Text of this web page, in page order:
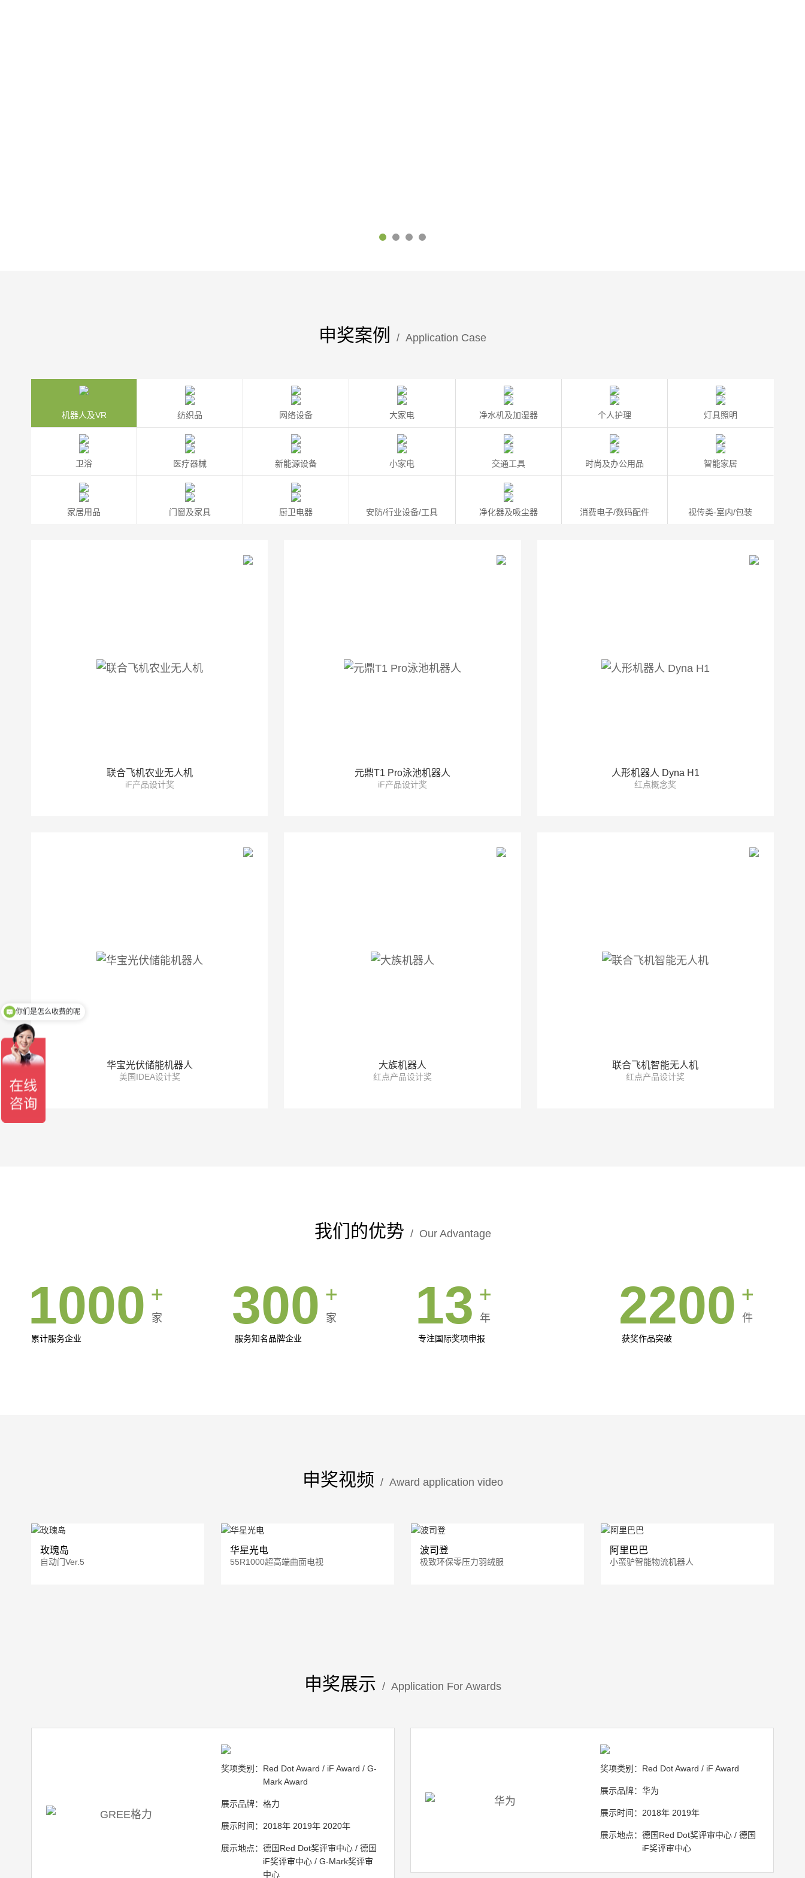
申奖案例 / Application Case
机器人及VR 纺织品 网络设备 大家电 净水机及加湿器 个人护理 灯具照明
卫浴 医疗器械 新能源设备 小家电 交通工具 时尚及办公用品 智能家居
家居用品 门窗及家具 厨卫电器 安防/行业设备/工具 净化器及吸尘器 消费电子/数码配件 视传类-室内/包装
联合飞机农业无人机
iF产品设计奖
元鼎T1 Pro泳池机器人
iF产品设计奖
人形机器人 Dyna H1
红点概念奖
华宝光伏储能机器人
美国IDEA设计奖
大族机器人
红点产品设计奖
联合飞机智能无人机
红点产品设计奖
我们的优势 / Our Advantage
1000 家
累计服务企业
300 家
服务知名品牌企业
13 年
专注国际奖项申报
2200 件
获奖作品突破
申奖视频 / Award application video
玫瑰岛
自动门Ver.5
华星光电
55R1000超高端曲面电视
波司登
极致环保零压力羽绒服
阿里巴巴
小蛮驴智能物流机器人
申奖展示 / Application For Awards
奖项类别： Red Dot Award / iF Award / G-
Mark Award
展示品牌： 格力
展示时间： 2018年 2019年 2020年
展示地点： 德国Red Dot奖评审中心 / 德国
iF奖评审中心 / G-Mark奖评审
中心
奖项类别： Red Dot Award / iF Award
展示品牌： 华为
展示时间： 2018年 2019年
展示地点： 德国Red Dot奖评审中心 / 德国
iF奖评审中心
你们是怎么收费的呢